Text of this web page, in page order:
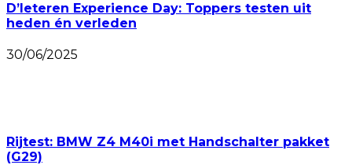
D’Ieteren Experience Day: Toppers testen uit
heden én verleden
30/06/2025
Rijtest: BMW Z4 M40i met Handschalter pakket
(G29)